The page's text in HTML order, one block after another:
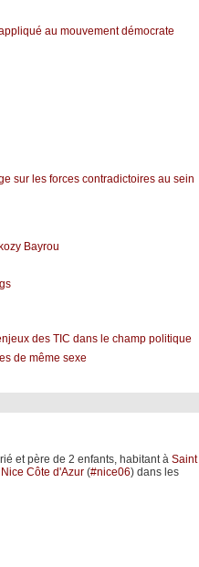
au mouvement démocrate
sur les forces contradictoires au sein
Bayrou
des TIC dans le champ politique
de même sexe
et père de 2 enfants, habitant à Saint
Nice Côte d'Azur(#nice06) dans les